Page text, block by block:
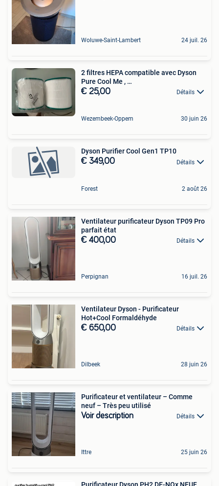
Woluwe-Saint-Lambert 24 juil. 26
2 filtres HEPA compatible avec Dyson
Pure Cool Me , …
€ 25,00 Détails
Wezembeek-Oppem 30 juin 26
Dyson Purifier Cool Gen1 TP10
€ 349,00 Détails
Forest 2 août 26
Ventilateur purificateur Dyson TP09 Pro
parfait état
€ 400,00 Détails
Perpignan 16 juil. 26
Ventilateur Dyson - Purificateur
Hot+Cool Formaldéhyde
€ 650,00 Détails
Dilbeek 28 juin 26
Purificateur et ventilateur – Comme
neuf – Très peu utilisé
Voir description Détails
Ittre 25 juin 26
Purificateur Dyson PH2 DE-NOx NEUF